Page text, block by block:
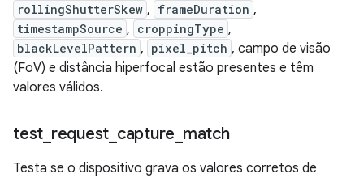
rollingShutterSkew , frameDuration ,
timestampSource , croppingType ,
blackLevelPattern , pixel_pitch , campo de visão
(FoV) e distância hiperfocal estão presentes e têm
valores válidos.
test request capture match
Testa se o dispositivo grava os valores corretos de